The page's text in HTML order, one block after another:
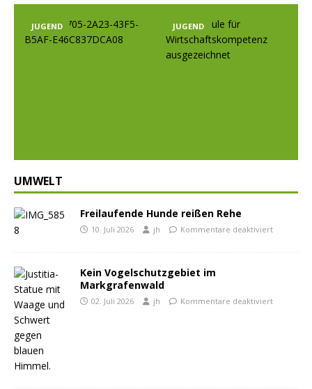
JUGEND
UMWELT
Freilaufende Hunde reißen Rehe
10. Juli 2026 jh Kommentare deaktiviert
Kein Vogelschutzgebiet im
Markgrafenwald
02. Juli 2026 jh Kommentare deaktiviert